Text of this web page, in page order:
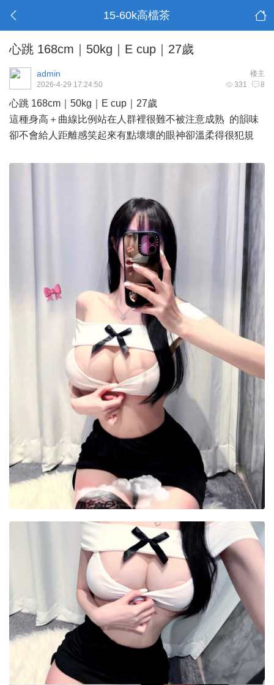
15-60k高檔茶
心跳 168cm｜50kg｜E cup｜27歲
楼主
admin
331 8
2026-4-29 17:24:50
心跳 168cm｜50kg｜E cup｜27歲
這種身高＋曲線比例站在人群裡很難不被注意成熟 的韻味
卻不會給人距離感笑起來有點壞壞的眼神卻溫柔得很犯規